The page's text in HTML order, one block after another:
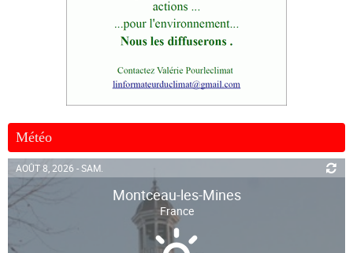
Météo
AOÛT 8, 2026 - SAM.
Montceau-les-Mines
France